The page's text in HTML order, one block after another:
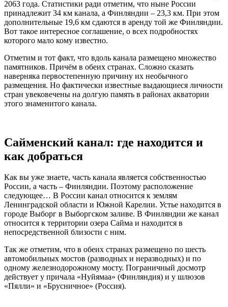
2063 года. Статистики ради отметим, что ныне России
принадлежит 34 км канала, а Финляндии – 23,3 км. При этом
дополнительные 19,6 км сдаются в аренду той же Финляндии.
Вот такое интересное соглашение, о всех подробностях
которого мало кому известно.
Отметим и тот факт, что вдоль канала размещено множество
памятников. Причём в обеих странах. Сложно сказать
наверняка первостепенную причину их необычного
размещения. Но фактически известные выдающиеся личности
стран увековечены на долгую память в районах акватории
этого знаменитого канала.
Сайменский канал: где находится и
как добраться
Как вы уже знаете, часть канала является собственностью
России, а часть – Финляндии. Поэтому расположение
следующее… В России канал относится к землям
Ленинградской области и Южной Карелии. Устье находится в
городе Выборг в Выборгском заливе. В Финляндии же канал
относится к территории озера Сайма и находится в
непосредственной близости с ним.
Так же отметим, что в обеих странах размещено по шесть
автомобильных мостов (разводных и неразводных) и по
одному железнодорожному мосту. Пограничный досмотр
действует у причала «Нуйямаа» (Финляндия) и у шлюзов
«Пялли» и «Брусничное» (Россия).